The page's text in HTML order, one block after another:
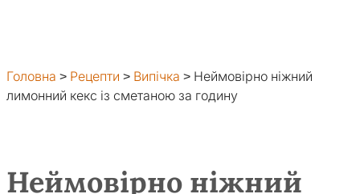
Головна > Рецепти > Випічка > Неймовірно ніжний
лимонний кекс із сметаною за годину
Неймовірно ніжний